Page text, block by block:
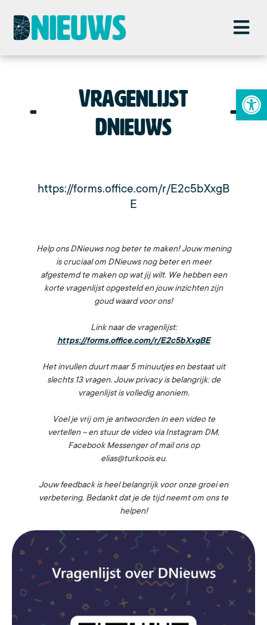
Vragenlijst
DNieuws
https://forms.office.com/r/E2c5bXxgB
E
Help ons DNieuws nog beter te maken! Jouw mening
is cruciaal om DNieuws nog beter en meer
afgestemd te maken op wat jij wilt. We hebben een
korte vragenlijst opgesteld en jouw inzichten zijn
goud waard voor ons!
Link naar de vragenlijst:
https://forms.office.com/r/E2c5bXxgBE
Het invullen duurt maar 5 minuutjes en bestaat uit
slechts 13 vragen. Jouw privacy is belangrijk: de
vragenlijst is volledig anoniem.
Voel je vrij om je antwoorden in een video te
vertellen – en stuur de video via Instagram DM,
Facebook Messenger of mail ons op
elias@turkoois.eu.
Jouw feedback is heel belangrijk voor onze groei en
verbetering. Bedankt dat je de tijd neemt om ons te
helpen!